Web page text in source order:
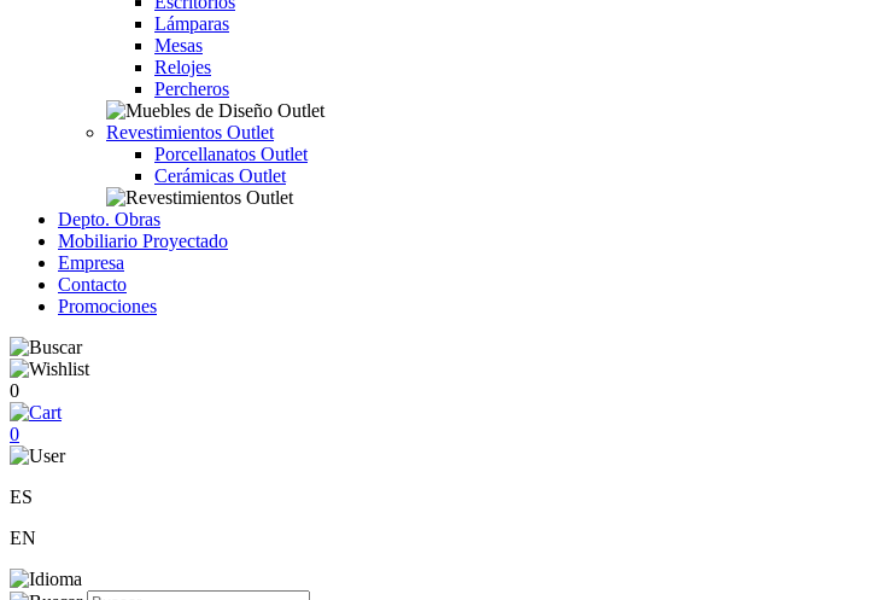
Lámparas
Mesas
Relojes
Percheros
Revestimientos Outlet
Porcellanatos Outlet
Cerámicas Outlet
Depto. Obras
Mobiliario Proyectado
Empresa
Contacto
Promociones
0
0
ES
EN